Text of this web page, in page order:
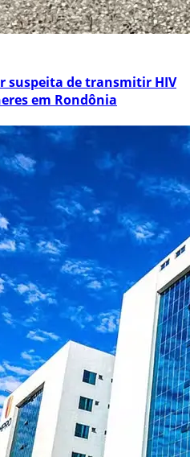
suspeita de transmitir HIV
em Rondônia